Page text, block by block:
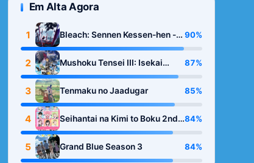
Em Alta Agora
1
Bleach: Sennen Kessen-hen -
Kashin-tan
90%
2
Mushoku Tensei III: Isekai
Ittara Honki Dasu
87%
3 Tenmaku no Jaadugar 85%
4
Seihantai na Kimi to Boku 2nd
Season
84%
5 Grand Blue Season 3 84%